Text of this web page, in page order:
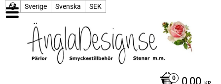
Sverige Svenska SEK
0,00